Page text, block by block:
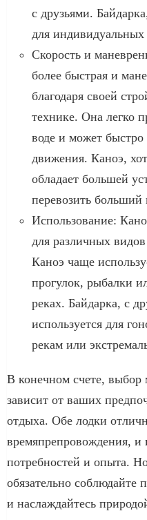
с друзьями.
для
Скорость и
более быстрая и
благодаря своей
технике. Она легко
воде и может быстро
движения. Каноэ,
обладает большей
перевозить больший
Использование:
для различных
Каноэ чаще
прогулок, рыбалки
реках. Байдарка, с
используется для
рекам или
В конечном счете, выбор
зависит от ваших
отдыха. Обе лодки
времяпрепровождения,
потребностей и опыта.
обязательно соблюдайте
и наслаждайтесь